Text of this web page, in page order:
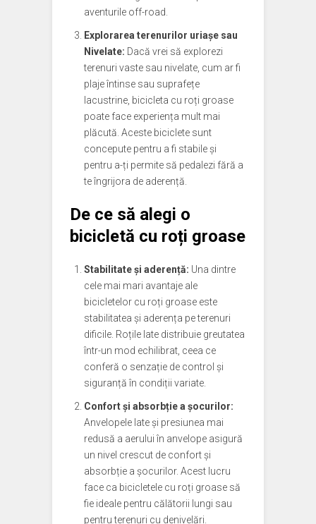
aventurile off-road.
Explorarea terenurilor uriașe sau
Nivelate: Dacă vrei să explorezi
terenuri vaste sau nivelate, cum ar fi
plaje întinse sau suprafețe
lacustrine, bicicleta cu roți groase
poate face experiența mult mai
plăcută. Aceste biciclete sunt
concepute pentru a fi stabile și
pentru a-ți permite să pedalezi fără a
te îngrijora de aderență.
De ce să alegi o
bicicletă cu roți groase
Stabilitate și aderență: Una dintre
cele mai mari avantaje ale
bicicletelor cu roți groase este
stabilitatea și aderența pe terenuri
dificile. Roțile late distribuie greutatea
într-un mod echilibrat, ceea ce
conferă o senzație de control și
siguranță în condiții variate.
Confort și absorbție a șocurilor:
Anvelopele late și presiunea mai
redusă a aerului în anvelope asigură
un nivel crescut de confort și
absorbție a șocurilor. Acest lucru
face ca bicicletele cu roți groase să
fie ideale pentru călătorii lungi sau
pentru terenuri cu denivelări.